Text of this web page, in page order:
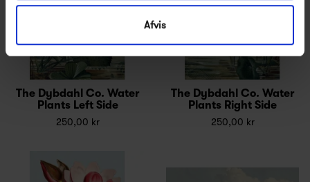
Afvis
The Dybdahl Co. Water
Plants Left Side
250,00 kr
The Dybdahl Co. Water
Plants Right Side
250,00 kr